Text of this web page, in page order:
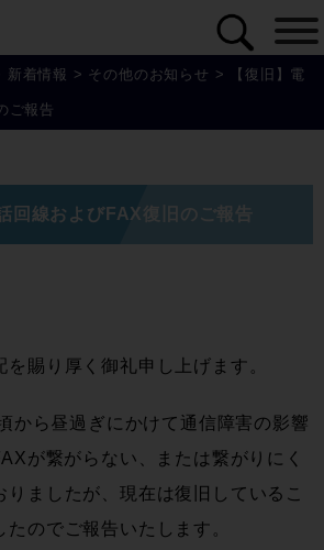
新着情報 > その他のお知らせ > 【復旧】電
ご報告
回線およびFAX復旧のご報告
賜り厚く御礼申し上げます。
から昼過ぎにかけて通信障害の影響
が繋がらない、または繋がりにく
りましたが、現在は復旧しているこ
たのでご報告いたします。